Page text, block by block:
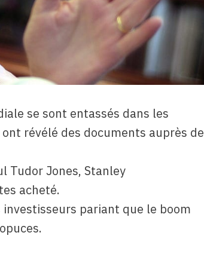
se sont entassés dans les
révélé des documents auprès de
Tudor Jones, Stanley
acheté.
pariant que le boom